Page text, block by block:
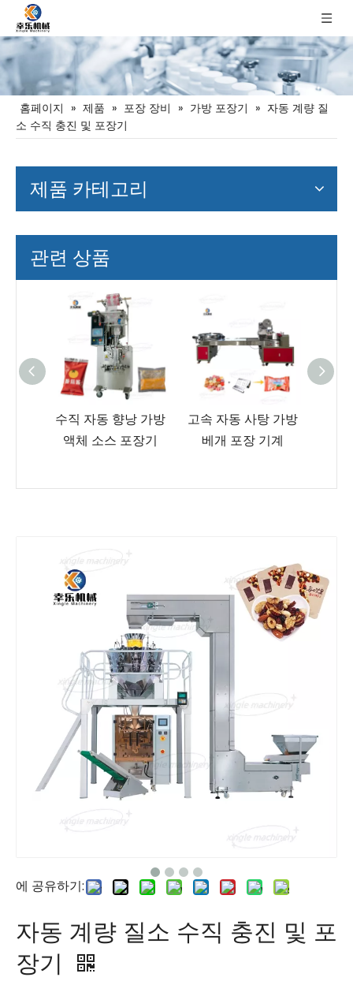
홈페이지 » 제품 » 포장 장비 » 가방 포장기 » 자동 계량 질
소 수직 충진 및 포장기
제품 카테고리
관련 상품
수직 자동 향낭 가방
액체 소스 포장기
고속 자동 사탕 가방
베개 포장 기계
에 공유하기:
자동 계량 질소 수직 충진 및 포
장기